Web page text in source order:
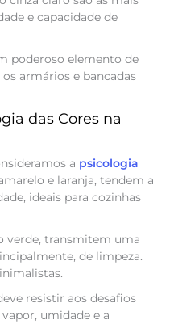
e capacidade de
poderoso elemento de
armários e bancadas
das Cores na
a psicologia
e laranja, tendem a
ideais para cozinhas
verde, transmitem uma
de limpeza.
resistir aos desafios
umidade e a